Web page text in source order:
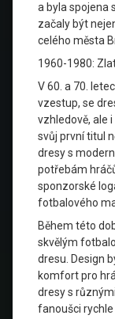
a byla spojena
začaly být
celého města
1960-1980:
V 60. a 70.
vzestup, se
vzhledově, ale
svůj první titul
dresy s
potřebám
sponzorské
fotbalového
Během této
skvělým
dresu. Design
komfort pro
dresy s
fanoušci rychle